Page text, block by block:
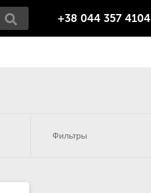
+38 044 357 4104
Фильтры